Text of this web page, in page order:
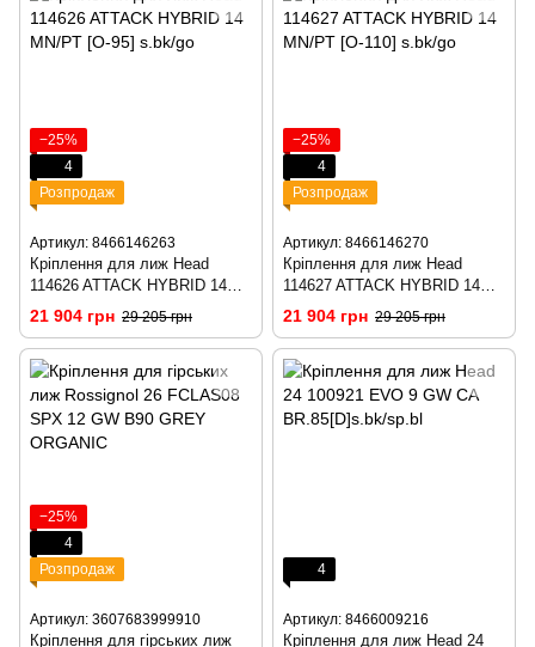
−25%
4
Розпродаж
Артикул: 8466146263
Кріплення для лиж Head
114626 ATTACK HYBRID 14
MN/PT [O-95] s.bk/go
21 904 грн 29 205 грн
−25%
4
Розпродаж
Артикул: 8466146270
Кріплення для лиж Head
114627 ATTACK HYBRID 14
MN/PT [O-110] s.bk/go
21 904 грн 29 205 грн
−25%
4
Розпродаж
Артикул: 3607683999910
Кріплення для гірських лиж
4
Артикул: 8466009216
Кріплення для лиж Head 24